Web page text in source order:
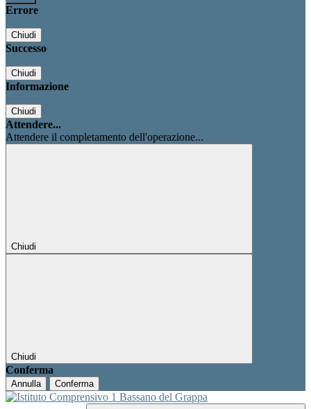
Errore
Chiudi
Successo
Chiudi
Informazione
Chiudi
Attendere...
Attendere il completamento dell'operazione...
Chiudi
Chiudi
Conferma
Annulla Conferma